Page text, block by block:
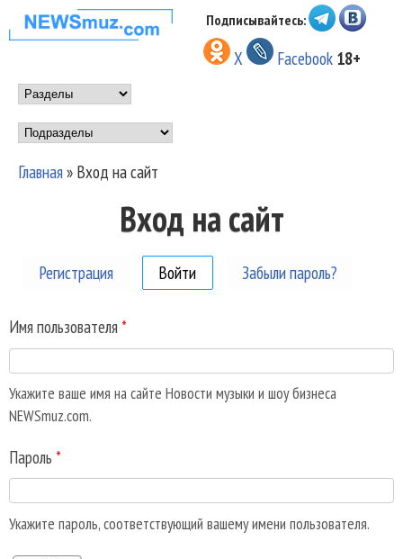
Перейти к основному
содержанию
НОВОСТИ
МУЗЫКИ И
ШОУ БИЗНЕСА
NEWSMUZ.COM
Подписывайтесь:
X Facebook 18+
Main menu
Подразделы
Вы здесь
Главная» Вход на сайт
Вход на сайт
Регистрация Войти (активная вкладка)
Забыли пароль?
Имя пользователя *
Укажите ваше имя на сайте Новости музыки и шоу бизнеса
NEWSmuz.com.
Пароль *
Укажите пароль, соответствующий вашему имени пользователя.